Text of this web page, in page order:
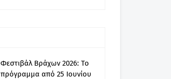
Φεστιβάλ Βράχων 2026: Το
πρόγραμμα από 25 Ιουνίου